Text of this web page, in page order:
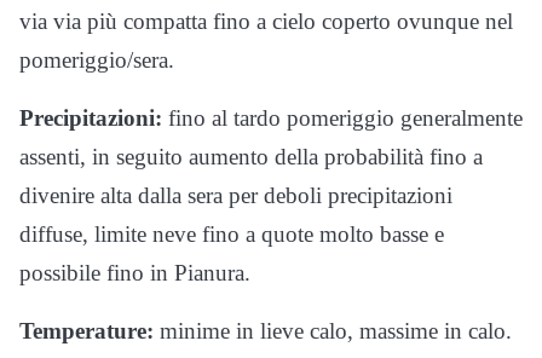
via via più compatta fino a cielo coperto ovunque nel
pomeriggio/sera.
Precipitazioni: fino al tardo pomeriggio generalmente
assenti, in seguito aumento della probabilità fino a
divenire alta dalla sera per deboli precipitazioni
diffuse, limite neve fino a quote molto basse e
possibile fino in Pianura.
Temperature: minime in lieve calo, massime in calo.